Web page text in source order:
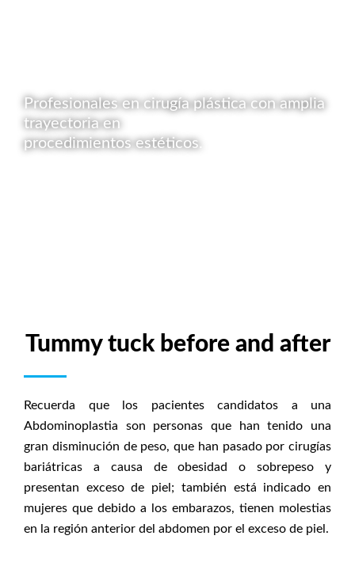
Profesionales en cirugía plástica con amplia
trayectoria en
procedimientos estéticos.
Tummy tuck before and after
Recuerda que los pacientes candidatos a una
Abdominoplastia son personas que han tenido una
gran disminución de peso, que han pasado por cirugías
bariátricas a causa de obesidad o sobrepeso y
presentan exceso de piel; también está indicado en
mujeres que debido a los embarazos, tienen molestias
en la región anterior del abdomen por el exceso de piel.